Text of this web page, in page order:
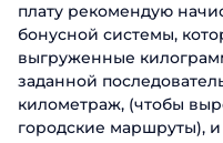
плату рекомендую
бонусной системы,
выгруженные
заданной
километраж, (чтобы
городские маршруты),